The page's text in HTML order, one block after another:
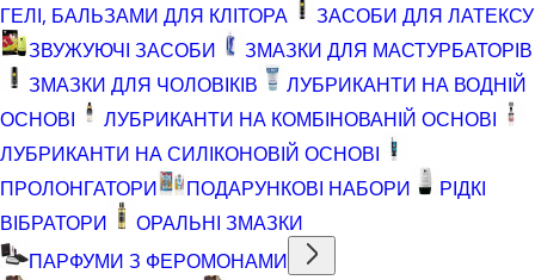
ГЕЛІ, БАЛЬЗАМИ ДЛЯ КЛІТОРА
ЗАСОБИ ДЛЯ ЛАТЕКСУ
ЗВУЖУЮЧІ ЗАСОБИ
ЗМАЗКИ ДЛЯ МАСТУРБАТОРІВ
ЗМАЗКИ ДЛЯ ЧОЛОВІКІВ
ЛУБРИКАНТИ НА ВОДНІЙ
ОСНОВІ
ЛУБРИКАНТИ НА КОМБІНОВАНІЙ ОСНОВІ
ЛУБРИКАНТИ НА СИЛІКОНОВІЙ ОСНОВІ
ПРОЛОНГАТОРИ
ПОДАРУНКОВІ НАБОРИ
РІДКІ
ВІБРАТОРИ
ОРАЛЬНІ ЗМАЗКИ
ПАРФУМИ З ФЕРОМОНАМИ